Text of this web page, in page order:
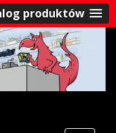
produktów